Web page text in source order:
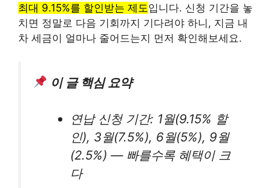
최대 9.15%를 할인받는 제도입니다. 신청 기간을 놓
치면 정말로 다음 기회까지 기다려야 하니, 지금 내
차 세금이 얼마나 줄어드는지 먼저 확인해보세요.
이 글 핵심 요약
연납 신청 기간: 1월(9.15% 할
인), 3월(7.5%), 6월(5%), 9월
(2.5%) — 빠를수록 혜택이 크
다